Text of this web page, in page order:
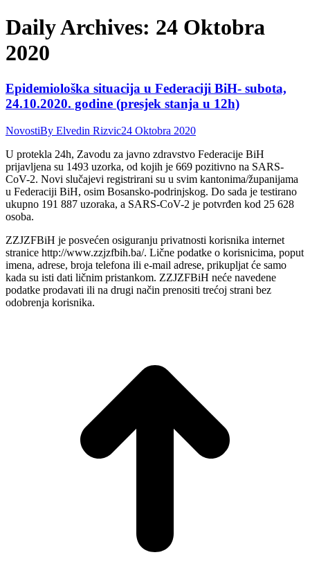
Daily Archives: 24 Oktobra
2020
Epidemiološka situacija u Federaciji BiH- subota,
24.10.2020. godine (presjek stanja u 12h)
NovostiBy Elvedin Rizvic24 Oktobra 2020
U protekla 24h, Zavodu za javno zdravstvo Federacije BiH
prijavljena su 1493 uzorka, od kojih je 669 pozitivno na SARS-
CoV-2. Novi slučajevi registrirani su u svim kantonima/županijama
u Federaciji BiH, osim Bosansko-podrinjskog. Do sada je testirano
ukupno 191 887 uzoraka, a SARS-CoV-2 je potvrđen kod 25 628
osoba.
ZZJZFBiH je posvećen osiguranju privatnosti korisnika internet
stranice http://www.zzjzfbih.ba/. Lične podatke o korisnicima, poput
imena, adrese, broja telefona ili e-mail adrese, prikupljat će samo
kada su isti dati ličnim pristankom. ZZJZFBiH neće navedene
podatke prodavati ili na drugi način prenositi trećoj strani bez
odobrenja korisnika.